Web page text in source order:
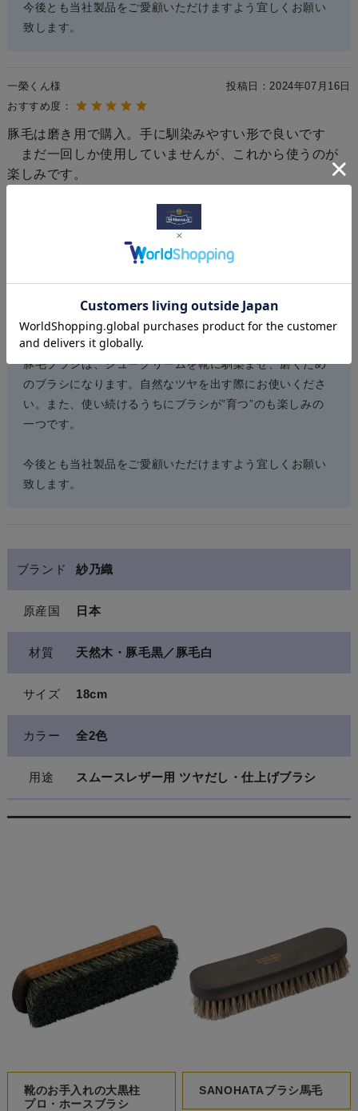
今後とも当社製品をご愛顧いただけますよう宜しくお願い
致します。
一榮くん様 投稿日： 2024年07月16日
おすすめ度：
豚毛は磨き用で購入。手に馴染みやすい形で良いです
まだ一回しか使用していませんが、これから使うのが
楽しみです。
コメントありがとうございます。
SANOTAHAブラシは、持ち手にもつかみやすいよう溝をつ
けており、手に馴染みやすい形になっております。
豚毛ブラシは、シュークリームを靴に馴染ませ、磨くため
のブラシになります。自然なツヤを出す際にお使いくださ
い。また、使い続けるうちにブラシが”育つ”のも楽しみの
一つです。
今後とも当社製品をご愛顧いただけますよう宜しくお願い
致します。
ブランド 紗乃織
原産国 日本
材質 天然木・豚毛黒／豚毛白
サイズ 18cm
カラー 全2色
用途 スムースレザー用 ツヤだし・仕上げブラシ
靴のお手入れの大黒柱
プロ・ホースブラシ
SANOHATAブラシ馬毛